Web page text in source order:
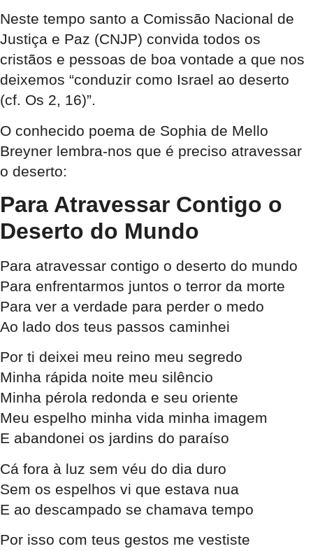
Neste tempo santo a Comissão Nacional de
Justiça e Paz (CNJP) convida todos os
cristãos e pessoas de boa vontade a que nos
deixemos “conduzir como Israel ao deserto
(cf. Os 2, 16)”.
O conhecido poema de Sophia de Mello
Breyner lembra-nos que é preciso atravessar
o deserto:
Para Atravessar Contigo o
Deserto do Mundo
Para atravessar contigo o deserto do mundo
Para enfrentarmos juntos o terror da morte
Para ver a verdade para perder o medo
Ao lado dos teus passos caminhei
Por ti deixei meu reino meu segredo
Minha rápida noite meu silêncio
Minha pérola redonda e seu oriente
Meu espelho minha vida minha imagem
E abandonei os jardins do paraíso
Cá fora à luz sem véu do dia duro
Sem os espelhos vi que estava nua
E ao descampado se chamava tempo
Por isso com teus gestos me vestiste